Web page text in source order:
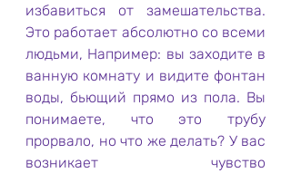
избавиться от замешательства.
Это работает абсолютно со всеми
людьми, Например: вы заходите в
ванную комнату и видите фонтан
воды, бьющий прямо из пола. Вы
понимаете, что это трубу
прорвало, но что же делать? У вас
возникает чувство